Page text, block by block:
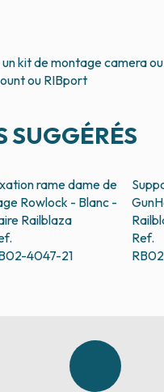
kit de montage camera
ou RIBport
SUGGÉRÉS
rame dame de
Rowlock - Blanc -
Railblaza
4047-21
Ref.